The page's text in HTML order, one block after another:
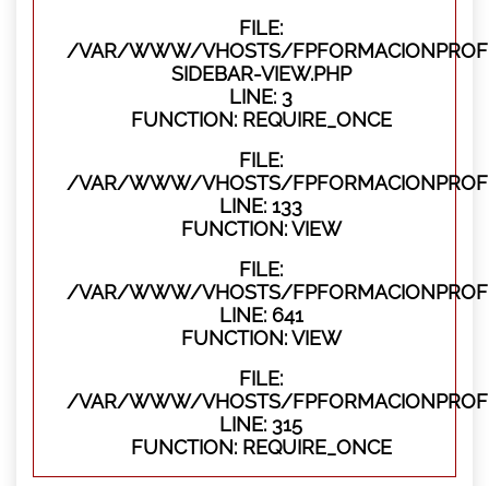
FILE:
/VAR/WWW/VHOSTS/
SIDEBAR-VIEW.PHP
LINE: 3
FUNCTION: REQUIRE_ONCE
FILE:
/VAR/WWW/VHOSTS/
LINE: 133
FUNCTION: VIEW
FILE:
/VAR/WWW/VHOSTS/
LINE: 641
FUNCTION: VIEW
FILE:
/VAR/WWW/VHOSTS/
LINE: 315
FUNCTION: REQUIRE_ONCE